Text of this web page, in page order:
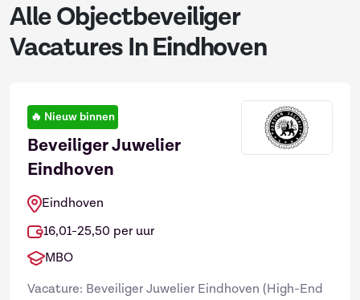
Alle Objectbeveiliger
Vacatures In Eindhoven
🔥 Nieuw binnen
Beveiliger Juwelier
Eindhoven
Eindhoven
16,01-25,50 per uur
MBO
Vacature: Beveiliger Juwelier Eindhoven (High-End